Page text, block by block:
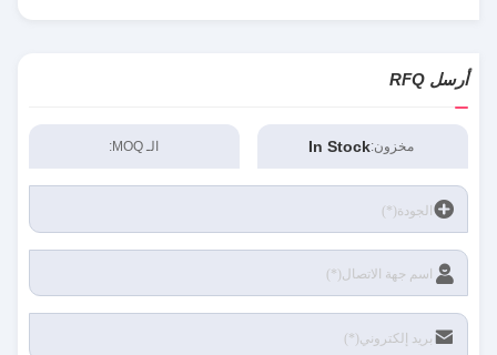
أرسل RFQ
مخزون:In Stock الـ MOQ: